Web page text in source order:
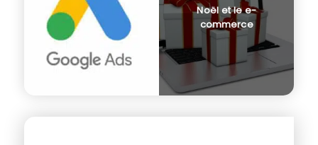
Noël et le e-
commerce